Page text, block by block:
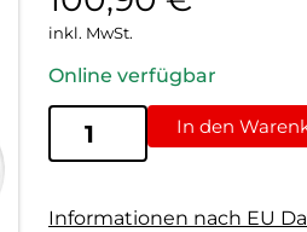
inkl. MwSt.
Online verfügbar
In den
Informationen nach EU